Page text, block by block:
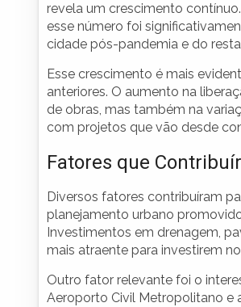
revela um crescimento
esse número foi
cidade pós-pandemia e do
Esse crescimento é mais
anteriores. O aumento na
de obras, mas também na
com projetos que vão desde
Fatores que
Diversos fatores contribuíram
planejamento urbano
Investimentos em drenagem,
mais atraente para investirem
Outro fator relevante foi o
Aeroporto Civil Metropolitano e